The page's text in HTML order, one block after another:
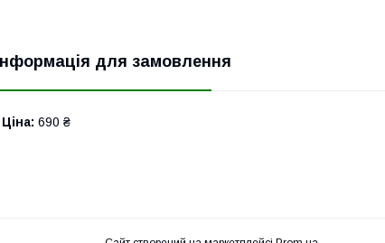
Інформація для замовлення
Ціна: 690 ₴